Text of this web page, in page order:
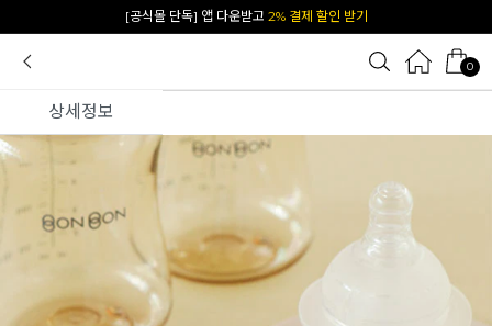
카카오 플친 추가하면1천원 즉시 할인 쿠폰
0
상세정보